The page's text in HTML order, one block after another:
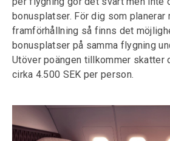
bonusplatser. För dig som planerar
framförhållning så finns det
bonusplatser på samma flygning
Utöver poängen tillkommer skatter
cirka 4.500 SEK per person.